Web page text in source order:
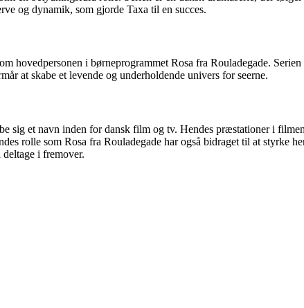
og dynamik, som gjorde Taxa til en succes.
hovedpersonen i børneprogrammet Rosa fra Rouladegade.
at skabe et levende og underholdende univers for seerne.
sig et navn inden for dansk film og tv. Hendes præstationer i
rolle som Rosa fra Rouladegade har også bidraget til at styrke
i fremover.